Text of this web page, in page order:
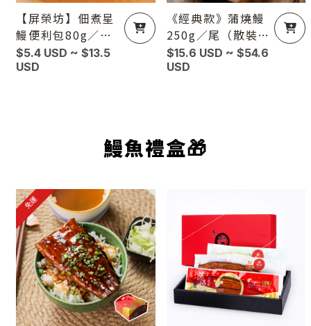
【屏榮坊】佃煮星
鰻便利包80g／包
（散裝無禮盒）
$5.4 USD ~ $13.5
USD
《經典款》蒲燒鰻
250g／尾（散裝不
附禮盒）
$15.6 USD ~ $54.6
USD
鰻魚禮盒🎁
免運